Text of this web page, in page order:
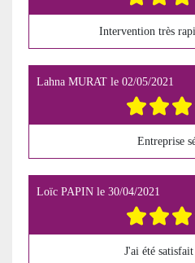
Intervention très
Lahna MURAT le 02/05/2021
Entreprise
Loïc PAPIN le 30/04/2021
J'ai été